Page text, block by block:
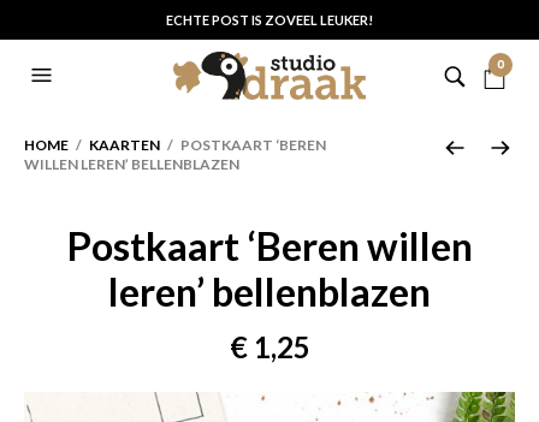
ECHTE POST IS ZOVEEL LEUKER!
0
HOME / KAARTEN / POSTKAART ‘BEREN
WILLEN LEREN’ BELLENBLAZEN
Postkaart ‘Beren willen
leren’ bellenblazen
€1,25